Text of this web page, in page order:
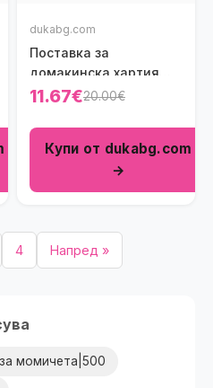
dukabg.com
Поставка за
домакинска хартия
EXCELSA ELEGANCE
11.67€20.00€
Купи от dukabg.com
→
4 Напред »
момичета|500